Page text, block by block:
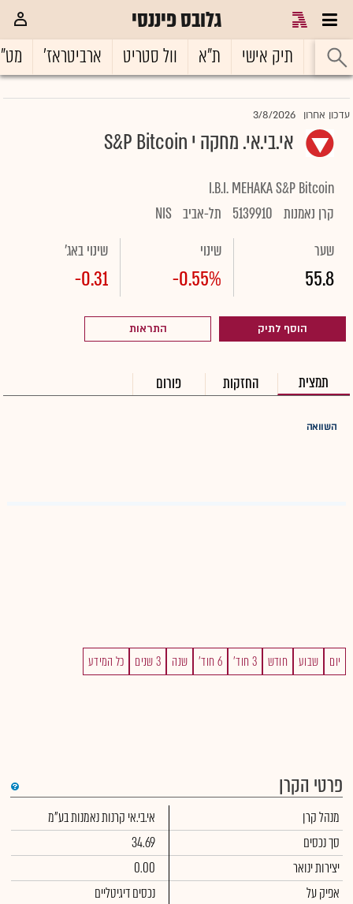
גלובס פיננסי
ראשי תיק אישי ת"א וול סטריט ארביטראז'
עדכון אחרון 3/8/2026
אי.בי.אי. מחקה י S&P Bitcoin
I.B.I. MEHAKA S&P Bitcoin
קרן נאמנות 5139910 תל-אביב NIS
שער
55.8
שינוי
-0.55%
שינוי באג'
-0.31
הוסף לתיק התראות
תמצית החזקות פורום
השוואה
יום שבוע חודש 3 חוד' 6 חוד' שנה 3 שנים כל המידע
פרטי הקרן
מנהל קרן
אי.בי.אי קרנות נאמנות בע"מ
סך נכסים
34.69
יצירות ינואר
0.00
אפיק על
נכסים דיגיטליים